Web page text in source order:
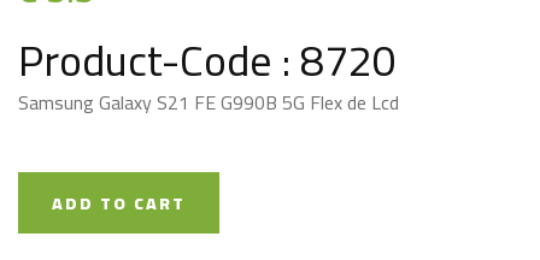
Product-Code : 8720
Samsung Galaxy S21 FE G990B 5G Flex de Lcd
ADD TO CART